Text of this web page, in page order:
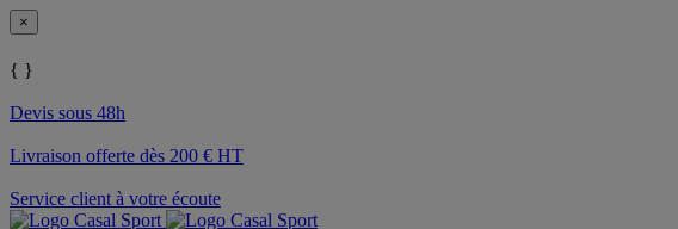
×
{ }
Devis sous 48h
Livraison offerte dès 200 € HT
Service client à votre écoute